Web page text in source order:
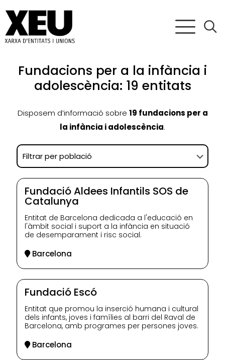
Fundacions per a la infància i
adolescència: 19 entitats
Disposem d’informació sobre 19 fundacions per a
la infància i adolescència.
Fundació Aldees Infantils SOS de
Catalunya
Entitat de Barcelona dedicada a l'educació en
l'àmbit social i suport a la infància en situació
de desemparament i risc social.
Barcelona
Fundació Escó
Entitat que promou la inserció humana i cultural
dels infants, joves i famílies al barri del Raval de
Barcelona, amb programes per persones joves.
Barcelona